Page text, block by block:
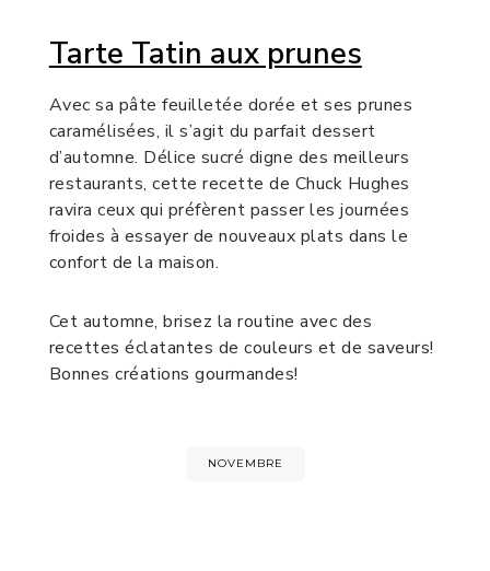
Tarte Tatin aux prunes
Avec sa pâte feuilletée dorée et ses prunes
caramélisées, il s’agit du parfait dessert
d’automne. Délice sucré digne des meilleurs
restaurants, cette recette de Chuck Hughes
ravira ceux qui préfèrent passer les journées
froides à essayer de nouveaux plats dans le
confort de la maison.
Cet automne, brisez la routine avec des
recettes éclatantes de couleurs et de saveurs!
Bonnes créations gourmandes!
NOVEMBRE